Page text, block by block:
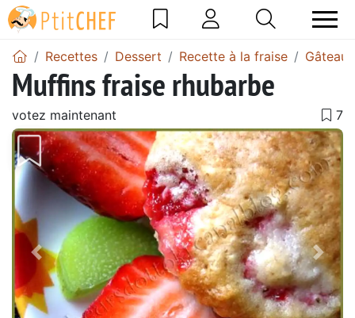
Recettes Dessert Recette à la fraise Gâteau
Muffins fraise rhubarbe
votez maintenant
Précédent